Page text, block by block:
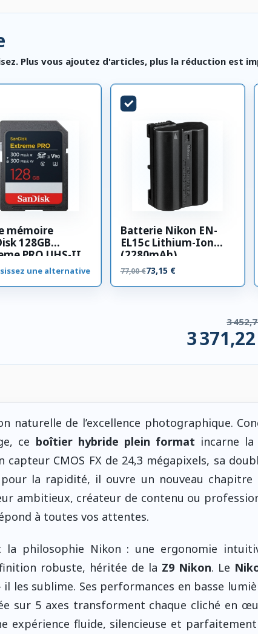
Plus vous ajoutez d'articles, plus la réduction est
mémoire
128GB
PRO UHS-II
300 MB/sune alternative
Batterie Nikon EN-
EL15c Lithium-Ion
(2280mAh)
77,00 €73,15 €
3
3
naturelle de l’excellence photographique.
ce boîtier hybride plein format incarne
capteur CMOS FX de 24,3 mégapixels, sa
la rapidité, il ouvre un nouveau chapitre
ambitieux, créateur de contenu ou
à toutes vos attentes.
philosophie Nikon : une ergonomie
robuste, héritée de la Z9 Nikon. Le
les sublime. Ses performances en basse
sur 5 axes transforment chaque cliché en
expérience fluide, silencieuse et